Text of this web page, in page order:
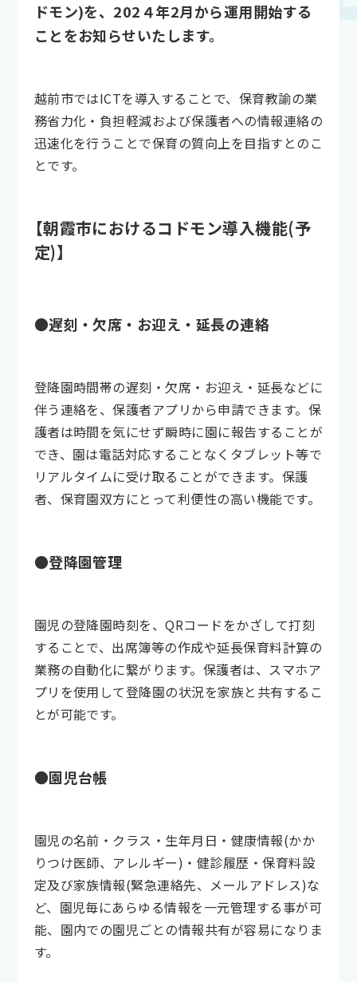
ドモン)を、202４年2月から運用開始する
ことをお知らせいたします。
越前市ではICTを導入することで、保育教諭の業
務省力化・負担軽減および保護者への情報連絡の
迅速化を行うことで保育の質向上を目指すとのこ
とです。
【朝霞市におけるコドモン導入機能(予
定)】
●遅刻・欠席・お迎え・延長の連絡
登降園時間帯の遅刻・欠席・お迎え・延長などに
伴う連絡を、保護者アプリから申請できます。保
護者は時間を気にせず瞬時に園に報告することが
でき、園は電話対応することなくタブレット等で
リアルタイムに受け取ることができます。保護
者、保育園双方にとって利便性の高い機能です。
●登降園管理
園児の登降園時刻を、QRコードをかざして打刻
することで、出席簿等の作成や延長保育料計算の
業務の自動化に繋がります。保護者は、スマホア
プリを使用して登降園の状況を家族と共有するこ
とが可能です。
●園児台帳
園児の名前・クラス・生年月日・健康情報(かか
りつけ医師、アレルギー)・健診履歴・保育料設
定及び家族情報(緊急連絡先、メールアドレス)な
ど、園児毎にあらゆる情報を一元管理する事が可
能、園内での園児ごとの情報共有が容易になりま
す。